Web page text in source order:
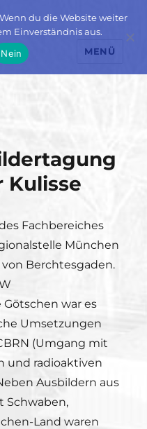
MENÜ
Kulisse
Fachbereiches
München
Berchtesgaden.
war es
Umsetzungen
(Umgang mit
und radioaktiven
Ausbildern aus
Schwaben,
Land waren
du die Website weiter
Einverständnis aus.
Nein